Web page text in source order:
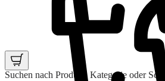
Suchen nach Produkt, Kategorie oder